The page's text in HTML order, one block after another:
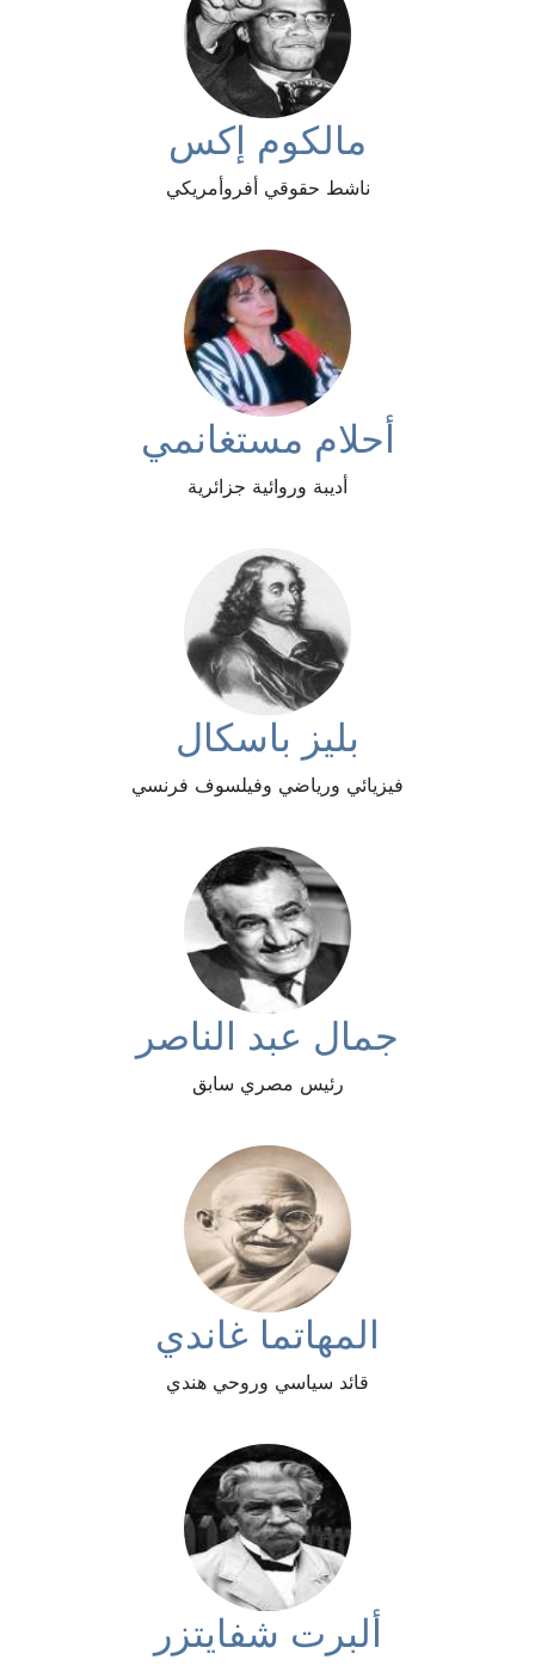
مالكوم إكس
ناشط حقوقي أفروأمريكي
أحلام مستغانمي
أديبة وروائية جزائرية
بليز باسكال
فيزيائي ورياضي وفيلسوف فرنسي
جمال عبد الناصر
رئيس مصري سابق
المهاتما غاندي
قائد سياسي وروحي هندي
ألبرت شفايتزر